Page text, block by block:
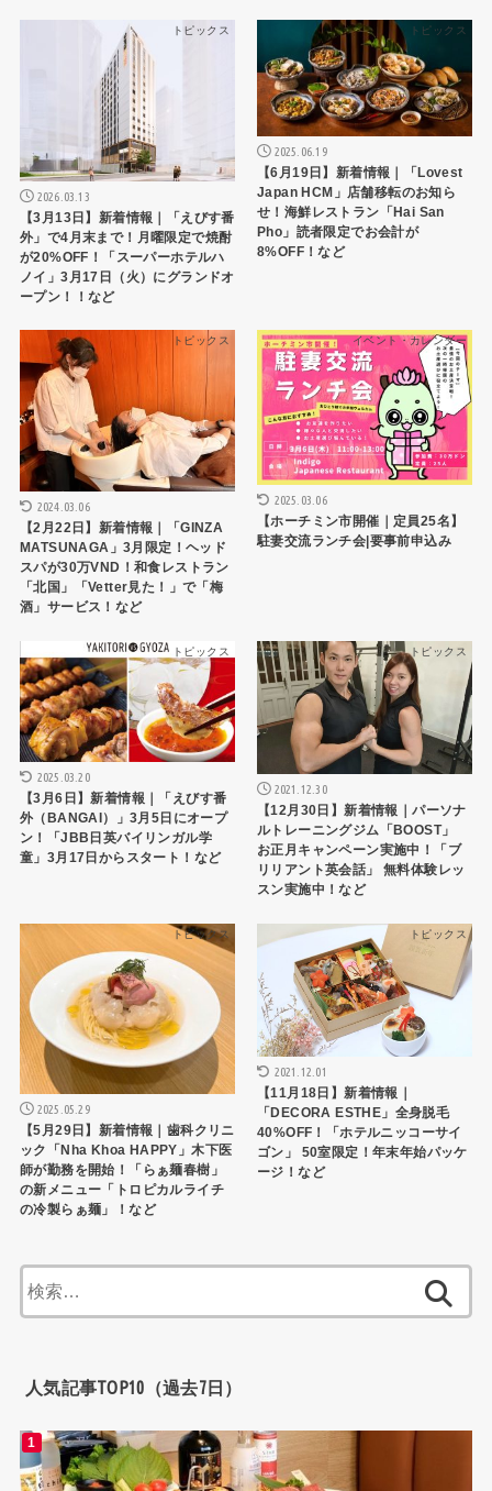
トピックス
2026.03.13
【3月13日】新着情報｜「えびす番
外」で4月末まで！月曜限定で焼酎
が20%OFF！「スーパーホテルハ
ノイ」3月17日（火）にグランドオ
ープン！！など
トピックス
2025.06.19
【6月19日】新着情報｜「Lovest
Japan HCM」店舗移転のお知ら
せ！海鮮レストラン「Hai San
Pho」読者限定でお会計が
8%OFF！など
トピックス
2024.03.06
【2月22日】新着情報｜「GINZA
MATSUNAGA」3月限定！ヘッド
スパが30万VND！和食レストラン
「北国」「Vetter見た！」で「梅
酒」サービス！など
イベント・カレンダー
2025.03.06
【ホーチミン市開催｜定員25名】
駐妻交流ランチ会|要事前申込み
トピックス
2025.03.20
【3月6日】新着情報｜「えびす番
外（BANGAI）」3月5日にオープ
ン！「JBB日英バイリンガル学
童」3月17日からスタート！など
トピックス
2021.12.30
【12月30日】新着情報｜パーソナ
ルトレーニングジム「BOOST」
お正月キャンペーン実施中！「ブ
リリアント英会話」 無料体験レッ
スン実施中！など
トピックス
2025.05.29
【5月29日】新着情報｜歯科クリニ
ック「Nha Khoa HAPPY」木下医
師が勤務を開始！「らぁ麺春樹」
の新メニュー「トロピカルライチ
の冷製らぁ麺」！など
トピックス
2021.12.01
【11月18日】新着情報｜
「DECORA ESTHE」全身脱毛
40%OFF！「ホテルニッコーサイ
ゴン」 50室限定！年末年始パッケ
ージ！など
索:
人気記事TOP10（過去7日）